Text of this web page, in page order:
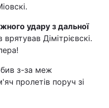
удару з дальної
Дімітрієвскі.
з-за меж
пролетів поруч зі